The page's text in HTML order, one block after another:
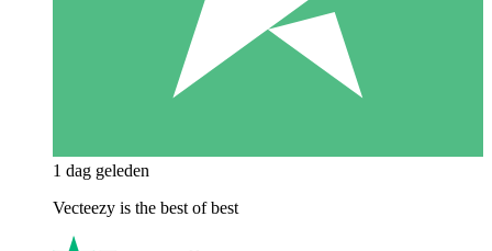
1 dag geleden
Vecteezy is the best of best